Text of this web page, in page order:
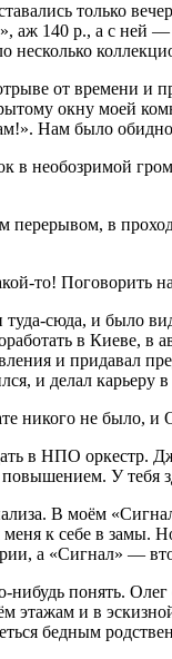
только
аж 140 р., а с
от времени
окну моей
Нам было
в необозримой
в
то! Поговорить
сюда, и было
в Киеве,
и придавал
и делал
не было, и
в НПО оркестр.
У тебя
В моём
к себе в
а «Сигнал» —
понять.
и в
бедным